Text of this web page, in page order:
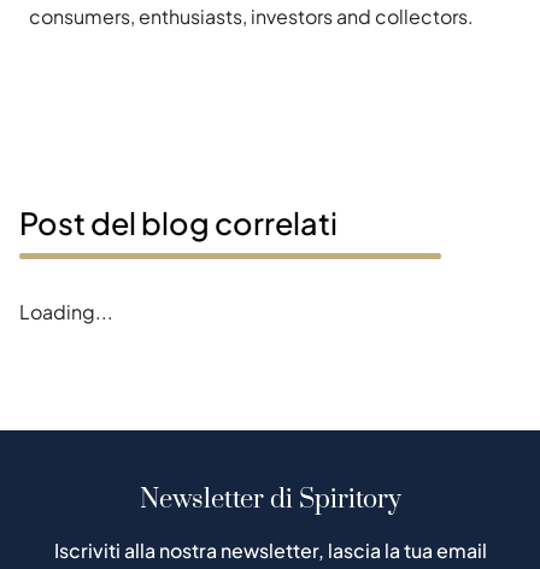
consumers, enthusiasts, investors and collectors.
Post del blog correlati
Loading...
Newsletter di Spiritory
Iscriviti alla nostra newsletter, lascia la tua email